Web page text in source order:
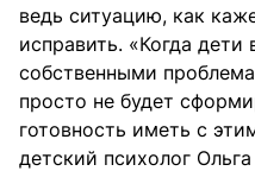
ведь ситуацию, как
исправить. «Когда дети
собственными
просто не будет
готовность иметь с
детский психолог